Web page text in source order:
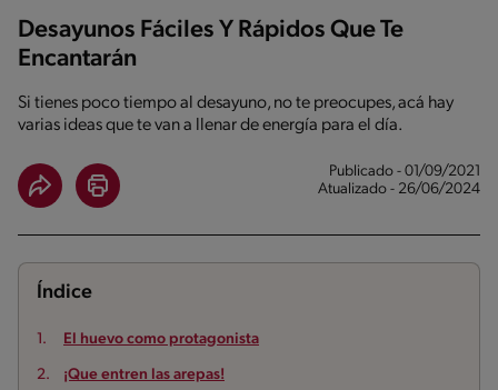
Desayunos Fáciles Y Rápidos Que Te
Encantarán
Si tienes poco tiempo al desayuno, no te preocupes, acá hay
varias ideas que te van a llenar de energía para el día.
Publicado - 01/09/2021
Atualizado - 26/06/2024
Índice
El huevo como protagonista
¡Que entren las arepas!